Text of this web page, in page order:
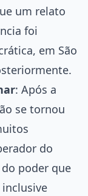
um relato
foi
em São
: Após a
se tornou
do
poder que